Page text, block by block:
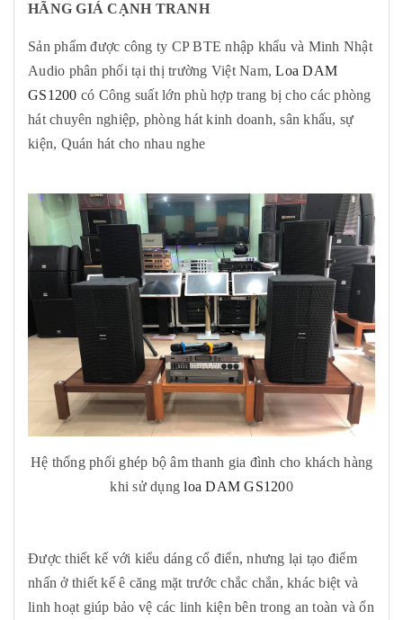
HÃNG GIÁ CẠNH TRANH
Sản phẩm được công ty CP BTE nhập khẩu và Minh Nhật
Audio phân phối tại thị trường Việt Nam,Loa DAM
GS1200 có Công suất lớn phù hợp trang bị cho các phòng
hát chuyên nghiệp, phòng hát kinh doanh, sân khấu, sự
kiện, Quán hát cho nhau nghe
Hệ thống phối ghép bộ âm thanh gia đình cho khách hàng
khi sử dụngloa DAM GS1200
Được thiết kế với kiểu dáng cổ điển, nhưng lại tạo điểm
nhấn ở thiết kế ê căng mặt trước chắc chắn, khác biệt và
linh hoạt giúp bảo vệ các linh kiện bên trong an toàn và ổn